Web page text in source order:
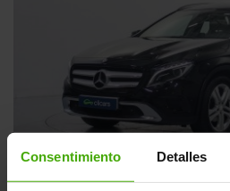
Consentimiento Detalles